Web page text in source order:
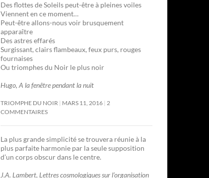
Des flottes de Soleils peut-être à pleines voiles
Viennent en ce moment…
Peut-être allons-nous voir brusquement
apparaître
Des astres effarés
Surgissant, clairs flambeaux, feux purs, rouges
fournaises
Ou triomphes du Noir le plus noir
Hugo, A la fenêtre pendant la nuit
TRIOMPHE DU NOIR MARS 11, 2016 2
COMMENTAIRES
La plus grande simplicité se trouvera réunie à la
plus parfaite harmonie par la seule supposition
d’un corps obscur dans le centre.
J.A. Lambert, Lettres cosmologiques sur l’organisation